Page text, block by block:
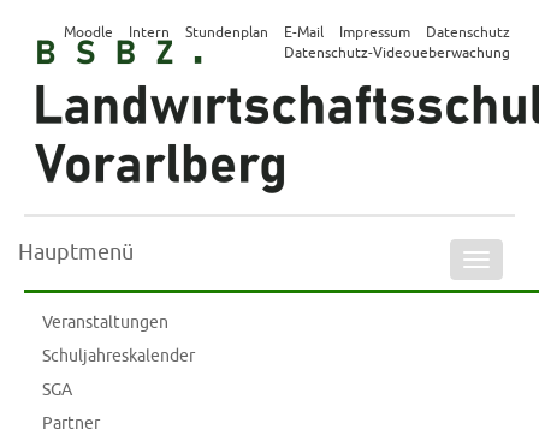
Moodle Intern Stundenplan E-Mail Impressum
Datenschutz
Datenschutz-Videoueberwachung
ein-/
Hauptmenü
Veranstaltungen
Schuljahreskalender
SGA
Partner